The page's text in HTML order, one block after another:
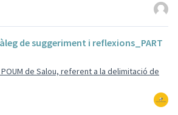
de suggeriment i reflexions_PART
de Salou, referent a la delimitació de